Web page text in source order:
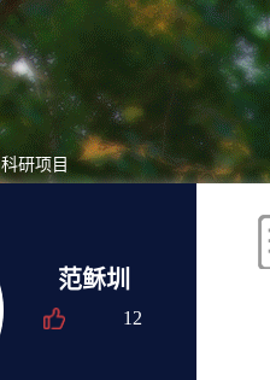
科研项目
范稣圳
12